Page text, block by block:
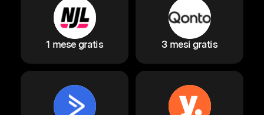
1 mese gratis 3 mesi gratis